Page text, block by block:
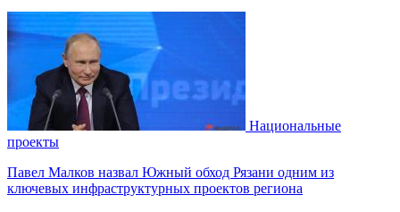
Национальные
проекты
Павел Малков назвал Южный обход Рязани одним из
ключевых инфраструктурных проектов региона